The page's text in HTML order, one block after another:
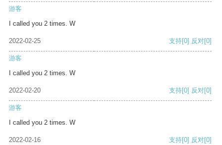
游客
I called you 2 times. W
2022-02-25 支持[0] 反对[0]
游客
I called you 2 times. W
2022-02-20 支持[0] 反对[0]
游客
I called you 2 times. W
2022-02-16 支持[0] 反对[0]